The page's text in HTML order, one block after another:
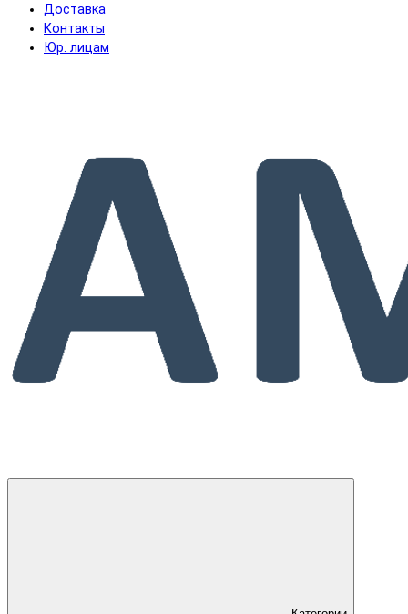
Доставка
Контакты
Юр. лицам